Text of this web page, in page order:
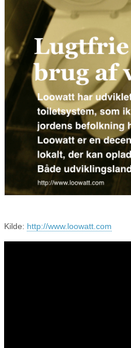
Kilde: http://www.loowatt.com